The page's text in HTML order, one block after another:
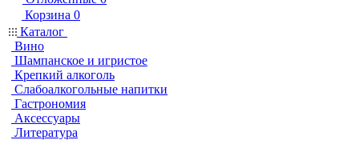
Корзина 0
Каталог
Вино
Шампанское и игристое
Крепкий алкоголь
Слабоалкогольные напитки
Гастрономия
Аксессуары
Литература